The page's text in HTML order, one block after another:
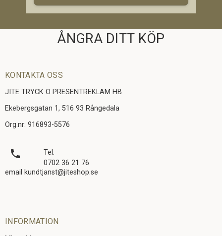
ÅNGRA DITT KÖP
KONTAKTA OSS
JITE TRYCK O PRESENTREKLAM HB
Ekebergsgatan 1, 516 93 Rångedala
Org.nr: 916893-5576
local_phone
Tel.
0702 36 21 76
email kundtjanst@jiteshop.se
INFORMATION